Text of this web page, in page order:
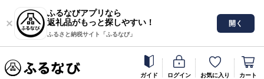
ふるなびアプリなら
返礼品がもっと探しやすい！
ふるさと納税サイト「ふるなび」
開く
ガイド ログイン お気に入り カート